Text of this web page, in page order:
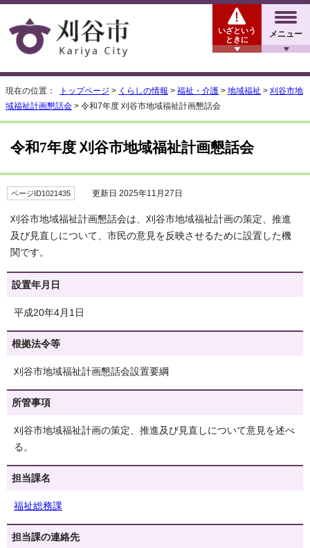
メニュー
いざという
ときに
現在の位置： トップページ > くらしの情報 > 福祉・介護 > 地域福祉 > 刈谷市地
域福祉計画懇話会 > 令和7年度 刈谷市地域福祉計画懇話会
令和7年度 刈谷市地域福祉計画懇話会
ページID1021435 更新日 2025年11月27日
刈谷市地域福祉計画懇話会は、刈谷市地域福祉計画の策定、推進
及び見直しについて、市民の意見を反映させるために設置した機
関です。
設置年月日
平成20年4月1日
根拠法令等
刈谷市地域福祉計画懇話会設置要綱
所管事項
刈谷市地域福祉計画の策定、推進及び見直しについて意見を述べ
る。
担当課名
福祉総務課
担当課の連絡先